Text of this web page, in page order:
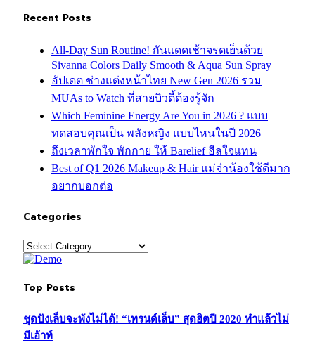
Recent Posts
All-Day Sun Routine! กันแดดเช้าจรดเย็นด้วย
Sivanna Colors Daily Smooth & Aqua Sun Spray
อัปเดต ช่างแต่งหน้าไทย New Gen 2026 รวม
MUAs to Watch ที่สายบิวตี้ต้องรู้จัก
Which Feminine Energy Are You in 2026 ? แบบ
ทดสอบคุณเป็น พลังหญิง แบบไหนในปี 2026
ถึงเวลาพักใจ พักกาย ให้ Barelief ฮีลใจแทน
Best of Q1 2026 Makeup & Hair แม่จ๋าน้องใช้ดีมาก
อยากบอกต่อ
Categories
Categories
Top Posts
ชุดปังเล็บจะพังไม่ได้! “เทรนด์เล็บ” สุดฮิตปี 2020 ทำแล้วไม่
มีเอ้าท์